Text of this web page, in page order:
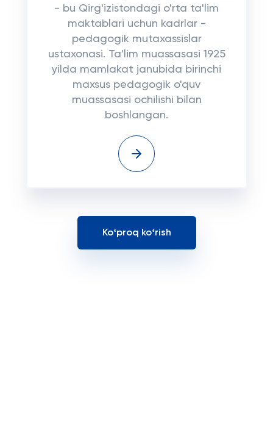
- bu Qirg'izistondagi o'rta ta'lim
maktablari uchun kadrlar -
pedagogik mutaxassislar
ustaxonasi. Ta'lim muassasasi 1925
yilda mamlakat janubida birinchi
maxsus pedagogik o'quv
muassasasi ochilishi bilan
boshlangan.
Koʻproq koʻrish